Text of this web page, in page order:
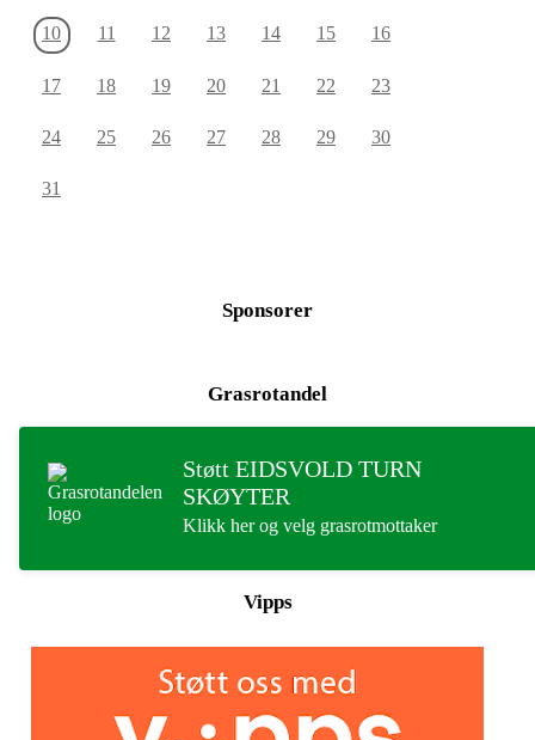
10 11 12 13 14 15 16
17 18 19 20 21 22 23
24 25 26 27 28 29 30
31
Sponsorer
Grasrotandel
Støtt EIDSVOLD TURN
SKØYTER
Klikk her og velg grasrotmottaker
Vipps